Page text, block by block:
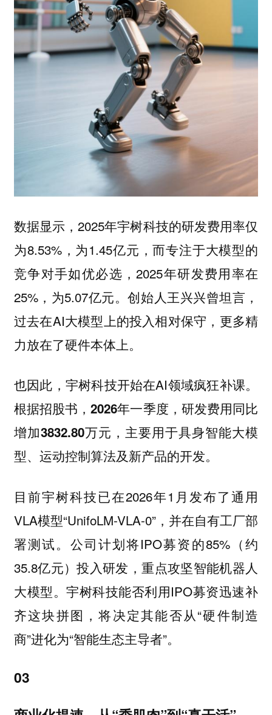
数据显示，2025年宇树科技的研发费用率仅
为8.53%，为1.45亿元，而专注于大模型的
竞争对手如优必选，2025年研发费用率在
25%，为5.07亿元。创始人王兴兴曾坦言，
过去在AI大模型上的投入相对保守，更多精
力放在了硬件本体上。
也因此，宇树科技开始在AI领域疯狂补课。
根据招股书，2026年一季度，研发费用同比
增加3832.80万元，主要用于具身智能大模
型、运动控制算法及新产品的开发。
目前宇树科技已在2026年1月发布了通用
VLA模型“UnifoLM-VLA-0”，并在自有工厂部
署测试。公司计划将IPO募资的85%（约
35.8亿元）投入研发，重点攻坚智能机器人
大模型。宇树科技能否利用IPO募资迅速补
齐这块拼图，将决定其能否从“硬件制造
商”进化为“智能生态主导者”。
03